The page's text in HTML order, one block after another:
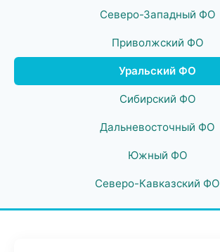
Северо-Западный ФО
Приволжский ФО
Уральский ФО
Сибирский ФО
Дальневосточный ФО
Южный ФО
Северо-Кавказский ФО